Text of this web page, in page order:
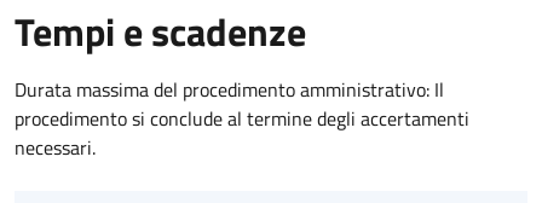
Tempi e scadenze
Durata massima del procedimento amministrativo: Il
procedimento si conclude al termine degli accertamenti
necessari.